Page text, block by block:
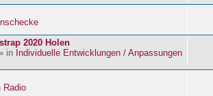
2020 Holen
in Individuelle Entwicklungen / Anpassungen
Radio